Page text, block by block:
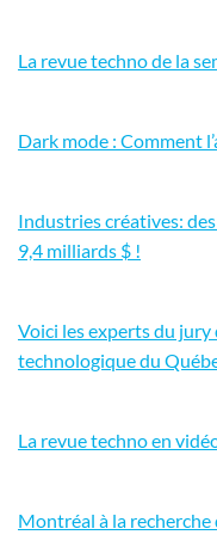
La revue techno de la
Dark mode : Comment
Industries créatives:
9,4 milliards $ !
Voici les experts du
technologique du
La revue techno en
Montréal à la